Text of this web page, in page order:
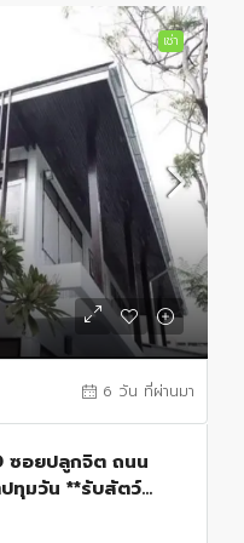
เช่า
6 วัน ที่ผ่านมา
ซอยปลูกจิต ถนน
ทุมวัน **รับสัตว์